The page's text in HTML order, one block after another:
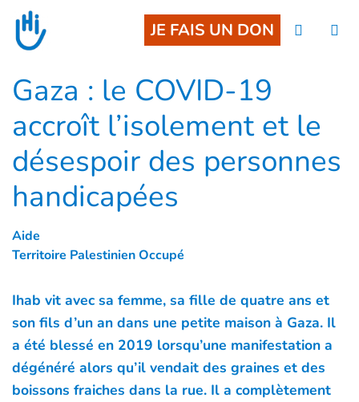
Goto main content
JE FAIS UN DON
Gaza : le COVID-19
accroît l’isolement et le
désespoir des personnes
handicapées
Aide
Territoire Palestinien Occupé
Ihab vit avec sa femme, sa fille de quatre ans et
son fils d’un an dans une petite maison à Gaza. Il
a été blessé en 2019 lorsqu’une manifestation a
dégénéré alors qu’il vendait des graines et des
boissons fraiches dans la rue. Il a complètement